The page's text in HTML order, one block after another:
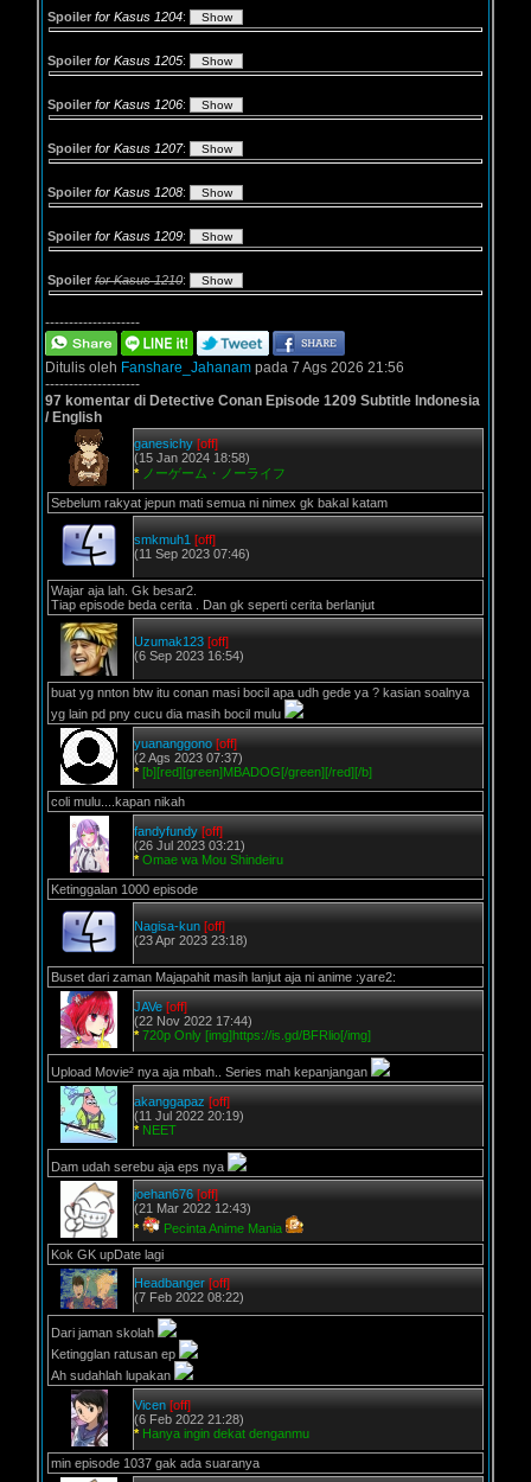
Spoiler for Kasus 1204:
Spoiler for Kasus 1205:
Spoiler for Kasus 1206:
Spoiler for Kasus 1207:
Spoiler for Kasus 1208:
Spoiler for Kasus 1209:
Spoiler for Kasus 1210:
--------------------
Ditulis oleh Fanshare_Jahanam pada 7 Ags 2026 21:56
--------------------
97 komentar di Detective Conan Episode 1209 Subtitle Indonesia
/ English
ganesichy [off]
(15 Jan 2024 18:58)
* ノーゲーム・ノーライフ
Sebelum rakyat jepun mati semua ni nimex gk bakal katam
smkmuh1 [off]
(11 Sep 2023 07:46)
Wajar aja lah. Gk besar2.
Tiap episode beda cerita . Dan gk seperti cerita berlanjut
Uzumak123 [off]
(6 Sep 2023 16:54)
buat yg nnton btw itu conan masi bocil apa udh gede ya ? kasian soalnya
yg lain pd pny cucu dia masih bocil mulu
yuananggono [off]
(2 Ags 2023 07:37)
* [b][red][green]MBADOG[/green][/red][/b]
coli mulu....kapan nikah
fandyfundy [off]
(26 Jul 2023 03:21)
* Omae wa Mou Shindeiru
Ketinggalan 1000 episode
Nagisa-kun [off]
(23 Apr 2023 23:18)
Buset dari zaman Majapahit masih lanjut aja ni anime :yare2:
JAVe [off]
(22 Nov 2022 17:44)
* 720p Only [img]https://is.gd/BFRlio[/img]
Upload Movie² nya aja mbah.. Series mah kepanjangan
akanggapaz [off]
(11 Jul 2022 20:19)
* NEET
Dam udah serebu aja eps nya
joehan676 [off]
(21 Mar 2022 12:43)
*
Pecinta Anime Mania
Kok GK upDate lagi
Headbanger [off]
(7 Feb 2022 08:22)
Dari jaman skolah
Ketingglan ratusan ep
Ah sudahlah lupakan
Vicen [off]
(6 Feb 2022 21:28)
* Hanya ingin dekat denganmu
min episode 1037 gak ada suaranya